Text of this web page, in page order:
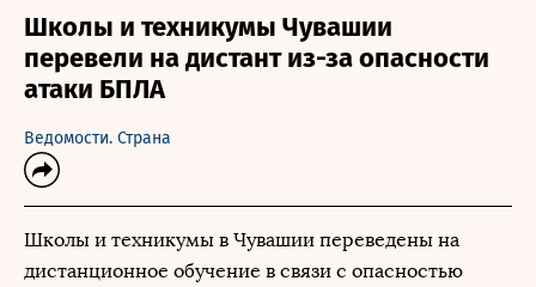
Школы и техникумы Чувашии
перевели на дистант из-за опасности
атаки БПЛА
Ведомости. Страна
Школы и техникумы в Чувашии переведены на
дистанционное обучение в связи с опасностью